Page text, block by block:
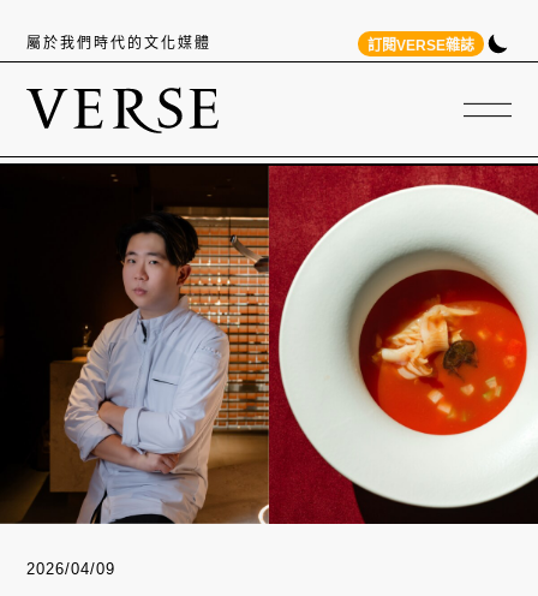
屬於我們時代的文化媒體 訂閱VERSE雜誌
2026/04/09